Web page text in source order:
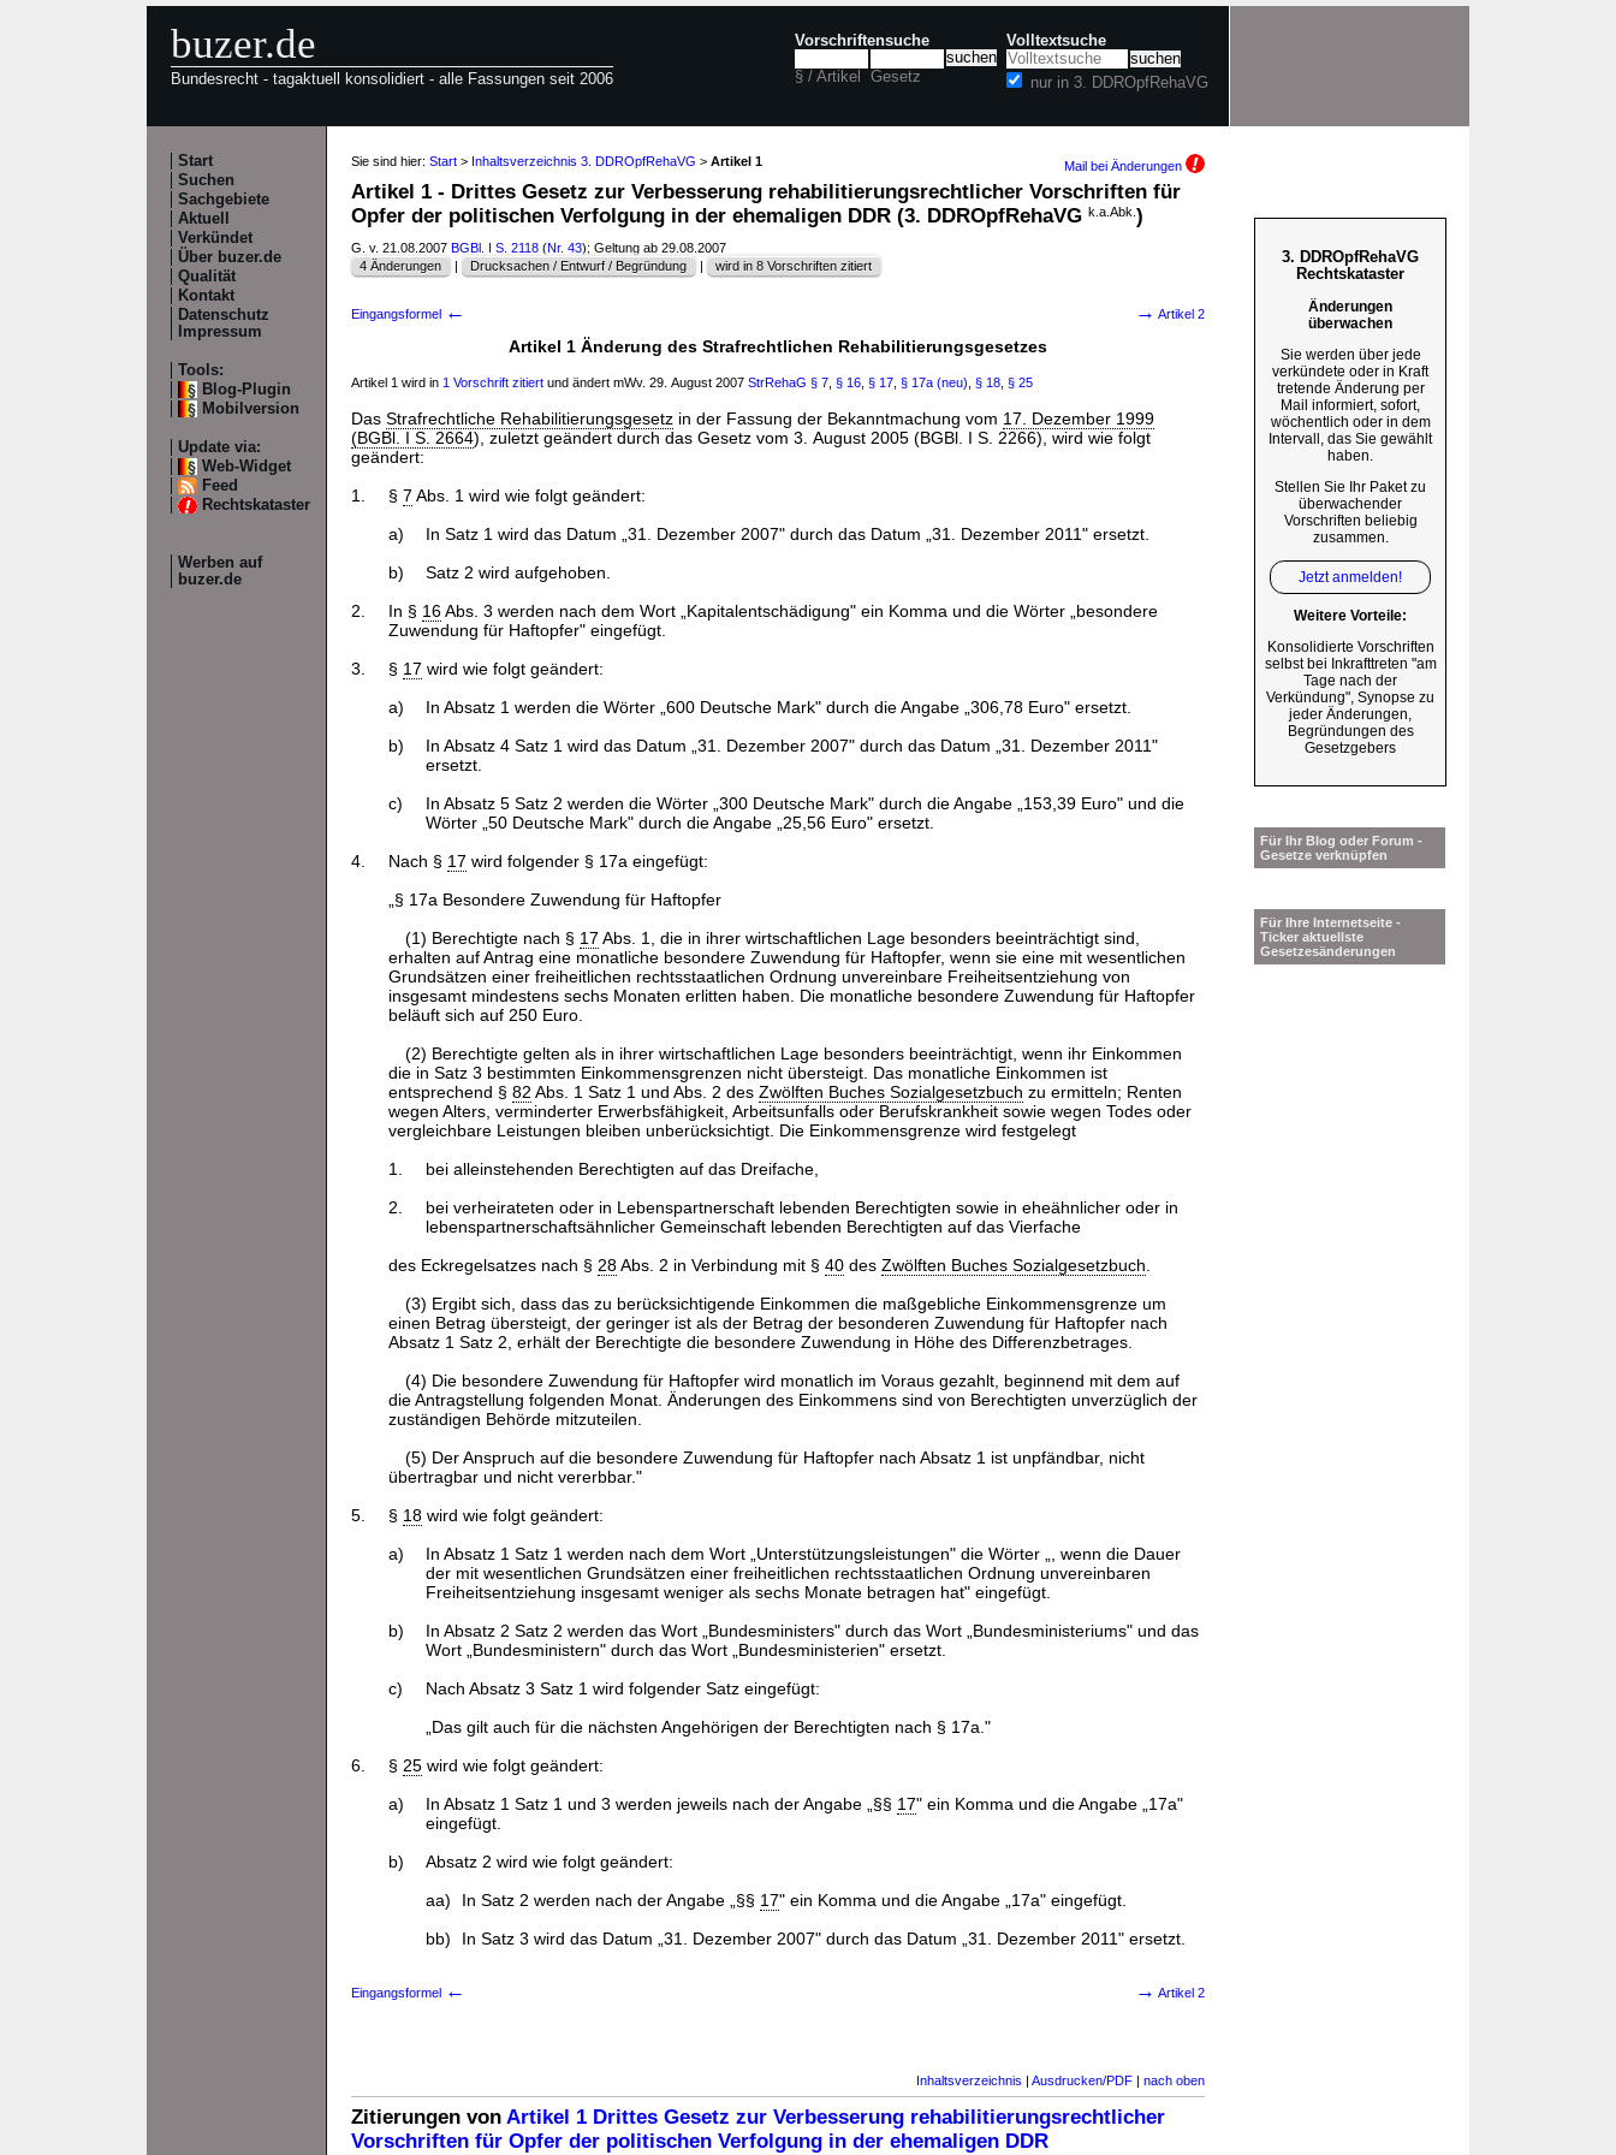
buzer.de
Bundesrecht - tagaktuell konsolidiert - alle Fassungen seit 2006
Vorschriftensuche
§ / Artikel Gesetz
Volltextsuche
nur in 3. DDROpfRehaVG
Start
Suchen
Sachgebiete
Aktuell
Verkündet
Über buzer.de
Qualität
Kontakt
Datenschutz
Impressum
Tools:
Blog-Plugin
Mobilversion
Update via:
Web-Widget
Feed
Rechtskataster
Werben auf
buzer.de
Sie sind hier: Start > Inhaltsverzeichnis 3. DDROpfRehaVG > Artikel 1 Mail bei Änderungen
Artikel 1 - Drittes Gesetz zur Verbesserung rehabilitierungsrechtlicher Vorschriften für
Opfer der politischen Verfolgung in der ehemaligen DDR (3. DDROpfRehaVG k.a.Abk. )
G. v. 21.08.2007 BGBl. I S. 2118 (Nr. 43); Geltung ab 29.08.2007
4 Änderungen
| Drucksachen / Entwurf / Begründung | wird in 8 Vorschriften zitiert
Eingangsformel ← → Artikel 2
Artikel 1 Änderung des Strafrechtlichen Rehabilitierungsgesetzes
Artikel 1 wird in 1 Vorschrift zitiert und ändert mWv. 29. August 2007 StrRehaG § 7 § 16 § 17 § 17a (neu) § 18 § 25
Das Strafrechtliche Rehabilitierungsgesetz in der Fassung der Bekanntmachung vom 17. Dezember 1999
(BGBl. I S. 2664), zuletzt geändert durch das Gesetz vom 3. August 2005 (BGBl. I S. 2266), wird wie folgt
geändert:
1.
§ 7 Abs. 1 wird wie folgt geändert:
a)
In Satz 1 wird das Datum „31. Dezember 2007" durch das Datum „31. Dezember 2011" ersetzt.
b)
Satz 2 wird aufgehoben.
2.
In § 16Abs. 3 werden nach dem Wort „Kapitalentschädigung" ein Komma und die Wörter „besondere
Zuwendung für Haftopfer" eingefügt.
3.
§ 17 wird wie folgt geändert:
a)
In Absatz 1 werden die Wörter „600 Deutsche Mark" durch die Angabe „306,78 Euro" ersetzt.
b)
In Absatz 4 Satz 1 wird das Datum „31. Dezember 2007" durch das Datum „31. Dezember 2011"
ersetzt.
c)
In Absatz 5 Satz 2 werden die Wörter „300 Deutsche Mark" durch die Angabe „153,39 Euro" und die
Wörter „50 Deutsche Mark" durch die Angabe „25,56 Euro" ersetzt.
4.
Nach § 17 wird folgender § 17a eingefügt:
„§ 17a Besondere Zuwendung für Haftopfer
(1) Berechtigte nach § 17 Abs. 1, die in ihrer wirtschaftlichen Lage besonders beeinträchtigt sind,
erhalten auf Antrag eine monatliche besondere Zuwendung für Haftopfer, wenn sie eine mit wesentlichen
Grundsätzen einer freiheitlichen rechtsstaatlichen Ordnung unvereinbare Freiheitsentziehung von
insgesamt mindestens sechs Monaten erlitten haben. Die monatliche besondere Zuwendung für Haftopfer
beläuft sich auf 250 Euro.
(2) Berechtigte gelten als in ihrer wirtschaftlichen Lage besonders beeinträchtigt, wenn ihr Einkommen
die in Satz 3 bestimmten Einkommensgrenzen nicht übersteigt. Das monatliche Einkommen ist
entsprechend § 82 Abs. 1 Satz 1 und Abs. 2 des Zwölften Buches Sozialgesetzbuch zu ermitteln; Renten
wegen Alters, verminderter Erwerbsfähigkeit, Arbeitsunfalls oder Berufskrankheit sowie wegen Todes oder
vergleichbare Leistungen bleiben unberücksichtigt. Die Einkommensgrenze wird festgelegt
1.
bei alleinstehenden Berechtigten auf das Dreifache,
2.
bei verheirateten oder in Lebenspartnerschaft lebenden Berechtigten sowie in eheähnlicher oder in
lebenspartnerschaftsähnlicher Gemeinschaft lebenden Berechtigten auf das Vierfache
des Eckregelsatzes nach § 28Abs. 2 in Verbindung mit § 40des Zwölften Buches Sozialgesetzbuch
(3) Ergibt sich, dass das zu berücksichtigende Einkommen die maßgebliche Einkommensgrenze um
einen Betrag übersteigt, der geringer ist als der Betrag der besonderen Zuwendung für Haftopfer nach
Absatz 1 Satz 2, erhält der Berechtigte die besondere Zuwendung in Höhe des Differenzbetrages.
(4) Die besondere Zuwendung für Haftopfer wird monatlich im Voraus gezahlt, beginnend mit dem auf
die Antragstellung folgenden Monat. Änderungen des Einkommens sind von Berechtigten unverzüglich der
zuständigen Behörde mitzuteilen.
(5) Der Anspruch auf die besondere Zuwendung für Haftopfer nach Absatz 1 ist unpfändbar, nicht
übertragbar und nicht vererbbar."
5.
§ 18wird wie folgt geändert:
a)
In Absatz 1 Satz 1 werden nach dem Wort „Unterstützungsleistungen" die Wörter „, wenn die Dauer
der mit wesentlichen Grundsätzen einer freiheitlichen rechtsstaatlichen Ordnung unvereinbaren
Freiheitsentziehung insgesamt weniger als sechs Monate betragen hat" eingefügt.
b)
In Absatz 2 Satz 2 werden das Wort „Bundesministers" durch das Wort „Bundesministeriums" und das
Wort „Bundesministern" durch das Wort „Bundesministerien" ersetzt.
c)
Nach Absatz 3 Satz 1 wird folgender Satz eingefügt:
„Das gilt auch für die nächsten Angehörigen der Berechtigten nach § 17a."
6.
§ 25wird wie folgt geändert:
a)
In Absatz 1 Satz 1 und 3 werden jeweils nach der Angabe „§§ 17" ein Komma und die Angabe „17a"
eingefügt.
b)
Absatz 2 wird wie folgt geändert:
aa)
In Satz 2 werden nach der Angabe „§§ 17" ein Komma und die Angabe „17a" eingefügt.
bb)
In Satz 3 wird das Datum „31. Dezember 2007" durch das Datum „31. Dezember 2011" ersetzt.
Eingangsformel ← → Artikel 2
Inhaltsverzeichnis | Ausdrucken/PDF | nach oben
Zitierungen von Artikel 1 Drittes Gesetz zur Verbesserung rehabilitierungsrechtlicher
Vorschriften für Opfer der politischen Verfolgung in der ehemaligen DDR
3. DDROpfRehaVG
Rechtskataster
Änderungen
überwachen
Sie werden über jede
verkündete oder in Kraft
tretende Änderung per
Mail informiert, sofort,
wöchentlich oder in dem
Intervall, das Sie gewählt
haben.
Stellen Sie Ihr Paket zu
überwachender
Vorschriften beliebig
zusammen.
Jetzt anmelden!
Weitere Vorteile:
Konsolidierte Vorschriften
selbst bei Inkrafttreten "am
Tage nach der
Verkündung", Synopse zu
jeder Änderungen,
Begründungen des
Gesetzgebers
Für Ihr Blog oder Forum -
Gesetze verknüpfen
Für Ihre Internetseite -
Ticker aktuellste
Gesetzesänderungen